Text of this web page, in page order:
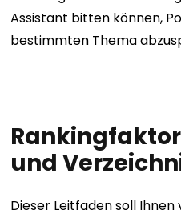
Assistant bitten können,
bestimmten Thema
und
Dieser Leitfaden soll